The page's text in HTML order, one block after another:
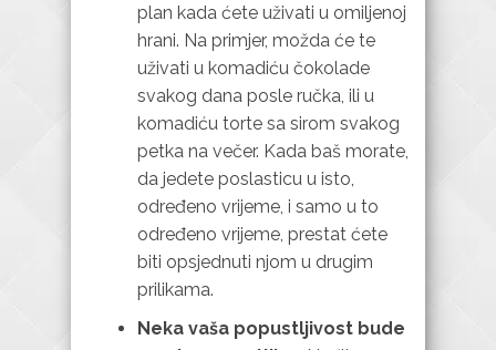
plan kada ćete uživati u omiljenoj
hrani. Na primjer, možda će te
uživati u komadiću čokolade
svakog dana posle ručka, ili u
komadiću torte sa sirom svakog
petka na večer. Kada baš morate,
da jedete poslasticu u isto,
određeno vrijeme, i samo u to
određeno vrijeme, prestat ćete
biti opsjednuti njom u drugim
prilikama.
Neka vaša popustljivost bude